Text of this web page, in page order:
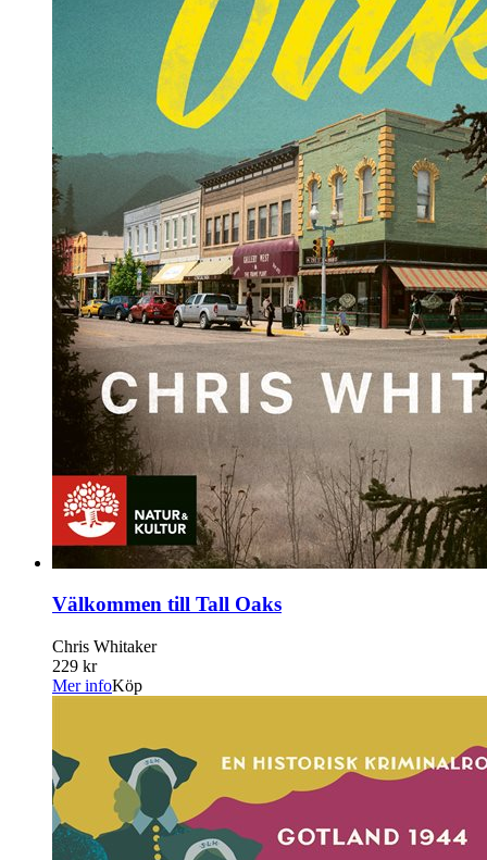
Välkommen till Tall Oaks
Chris Whitaker
229 kr
Mer infoKöp